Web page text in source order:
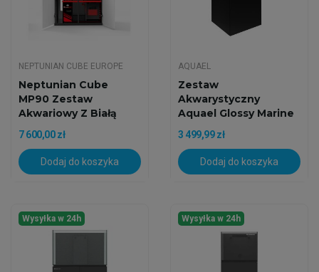
NEPTUNIAN CUBE EUROPE
Neptunian Cube
MP90 Zestaw
Akwariowy Z Białą
Szafką
7 600,00 zł
Dodaj do koszyka
AQUAEL
Zestaw
Akwarystyczny
Aquael Glossy Marine
60
3 499,99 zł
Dodaj do koszyka
Wysyłka w 24h Wysyłka w 24h